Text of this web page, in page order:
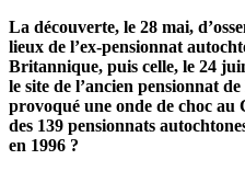
La découverte, le 28 mai,
lieux de l’ex-pensionnat
Britannique, puis celle, le 24
le site de l’ancien pensionnat
provoqué une onde de choc au
des 139 pensionnats
en 1996 ?